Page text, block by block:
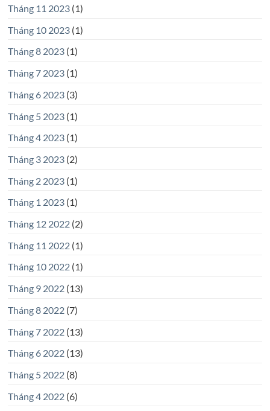
Tháng 11 2023(1)
Tháng 10 2023(1)
Tháng 8 2023(1)
Tháng 7 2023(1)
Tháng 6 2023(3)
Tháng 5 2023(1)
Tháng 4 2023(1)
Tháng 3 2023(2)
Tháng 2 2023(1)
Tháng 1 2023(1)
Tháng 12 2022(2)
Tháng 11 2022(1)
Tháng 10 2022(1)
Tháng 9 2022(13)
Tháng 8 2022(7)
Tháng 7 2022(13)
Tháng 6 2022(13)
Tháng 5 2022(8)
Tháng 4 2022(6)